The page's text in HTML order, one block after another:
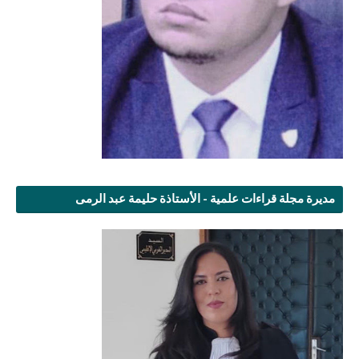
مديرة مجلة قراءات علمية - الأستاذة حليمة عبد الرمى